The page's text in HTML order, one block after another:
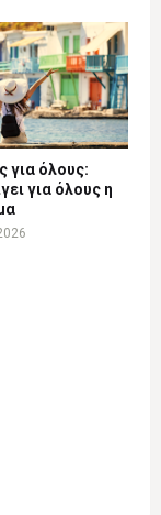
για όλους:
για όλους η